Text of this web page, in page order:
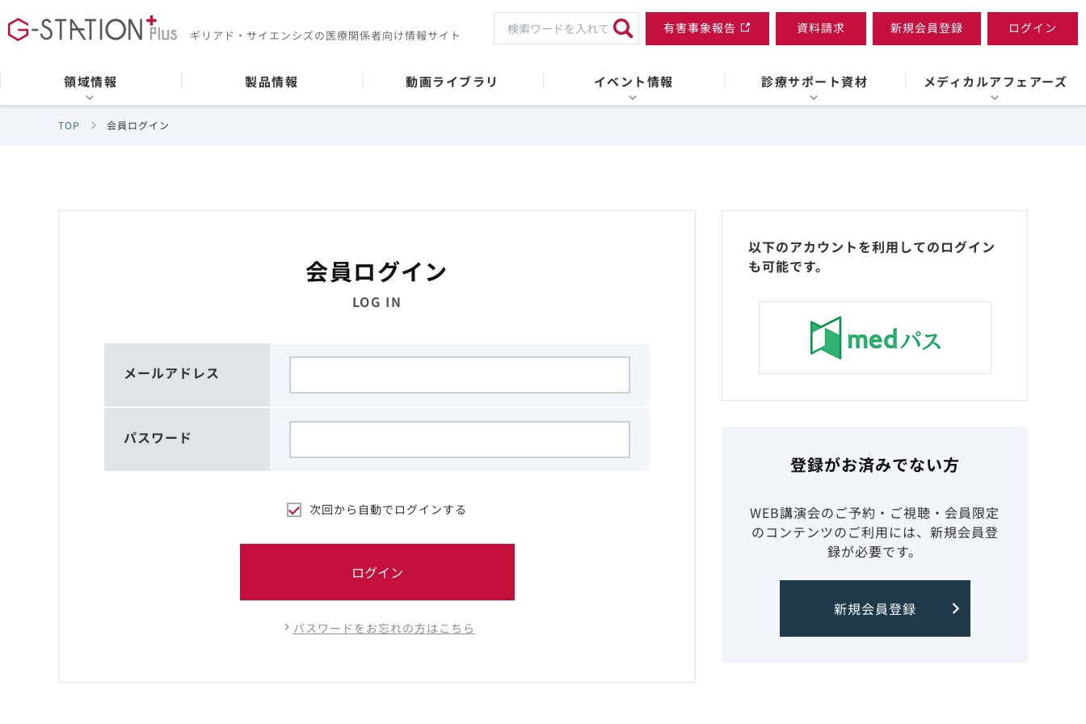
ギリアド・サイエンシズの医療関係者向け情報サイト 有害事象報告 資料請求 新規会員登録 ログイン
領域情報 製品情報 動画ライブラリ イベント情報 診療サポート資材 メディカルアフェアーズ
TOP 会員ログイン
会員ログイン
LOG IN
メールアドレス
パスワード
次回から自動でログインする
ログイン
パスワードをお忘れの方はこちら
以下のアカウントを利用してのログイン
も可能です。
登録がお済みでない方
WEB講演会のご予約・ご視聴・会員限定
のコンテンツのご利用には、新規会員登
録が必要です。
新規会員登録